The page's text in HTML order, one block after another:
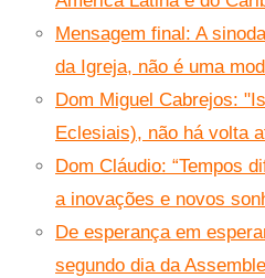
Mensagem final: A
da Igreja, não é uma
Dom Miguel Cabrejos:
Eclesiais), não há volta
Dom Cláudio: “Tempos
a inovações e novos
De esperança em
segundo dia da